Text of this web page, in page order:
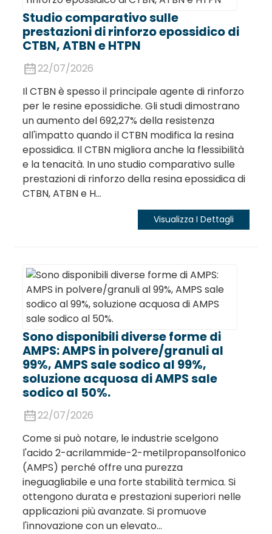
Studio comparativo sulle
prestazioni di rinforzo epossidico di
CTBN, ATBN e HTPN
22/07/2026
Il CTBN è spesso il principale agente di rinforzo
per le resine epossidiche. Gli studi dimostrano
un aumento del 692,27% della resistenza
all'impatto quando il CTBN modifica la resina
epossidica. Il CTBN migliora anche la flessibilità
e la tenacità. In uno studio comparativo sulle
prestazioni di rinforzo della resina epossidica di
CTBN, ATBN e H...
Visualizza I Dettagli
Sono disponibili diverse forme di
AMPS: AMPS in polvere/granuli al
99%, AMPS sale sodico al 99%,
soluzione acquosa di AMPS sale
sodico al 50%.
22/07/2026
Come si può notare, le industrie scelgono
l'acido 2-acrilammide-2-metilpropansolfonico
(AMPS) perché offre una purezza
ineguagliabile e una forte stabilità termica. Si
ottengono durata e prestazioni superiori nelle
applicazioni più avanzate. Si promuove
l'innovazione con un elevato...